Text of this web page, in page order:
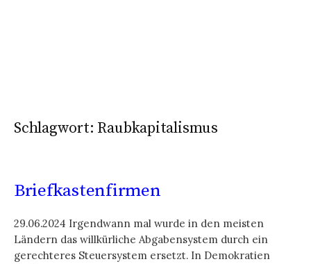
Schlagwort: Raubkapitalismus
Briefkastenfirmen
29.06.2024 Irgendwann mal wurde in den meisten
Ländern das willkürliche Abgabensystem durch ein
gerechteres Steuersystem ersetzt. In Demokratien